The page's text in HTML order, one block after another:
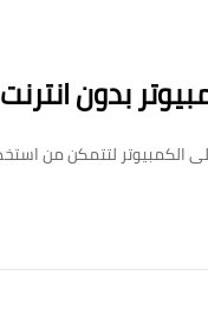
بدون انترنت